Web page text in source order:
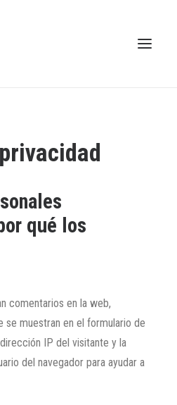
qué los
comentarios en la web,
se muestran en el formulario de
IP del visitante y la
del navegador para ayudar a